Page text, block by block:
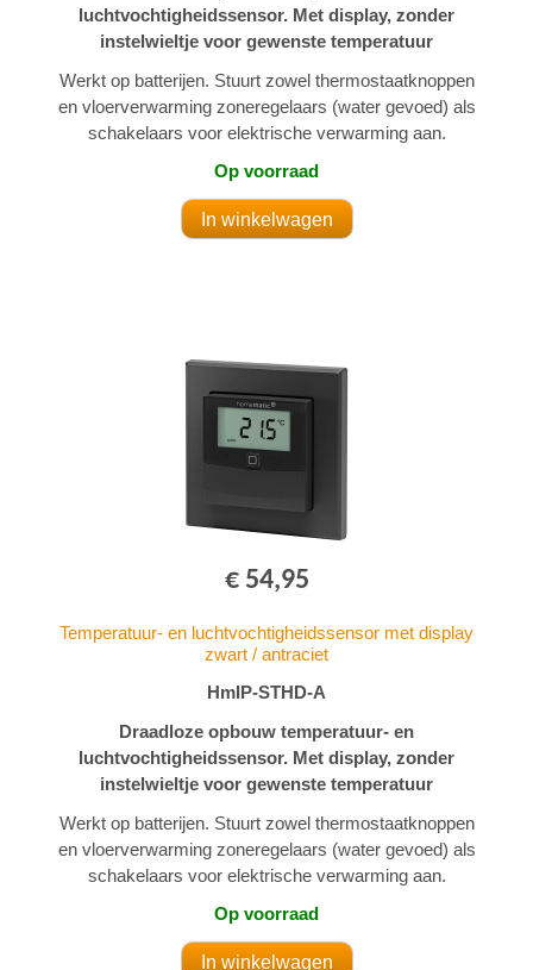
luchtvochtigheidssensor. Met display, zonder
instelwieltje voor gewenste temperatuur
Werkt op batterijen. Stuurt zowel thermostaatknoppen
en vloerverwarming zoneregelaars (water gevoed) als
schakelaars voor elektrische verwarming aan.
Op voorraad
€ 54,95
Temperatuur- en luchtvochtigheidssensor met display
zwart / antraciet
HmIP-STHD-A
Draadloze opbouw temperatuur- en
luchtvochtigheidssensor. Met display, zonder
instelwieltje voor gewenste temperatuur
Werkt op batterijen. Stuurt zowel thermostaatknoppen
en vloerverwarming zoneregelaars (water gevoed) als
schakelaars voor elektrische verwarming aan.
Op voorraad